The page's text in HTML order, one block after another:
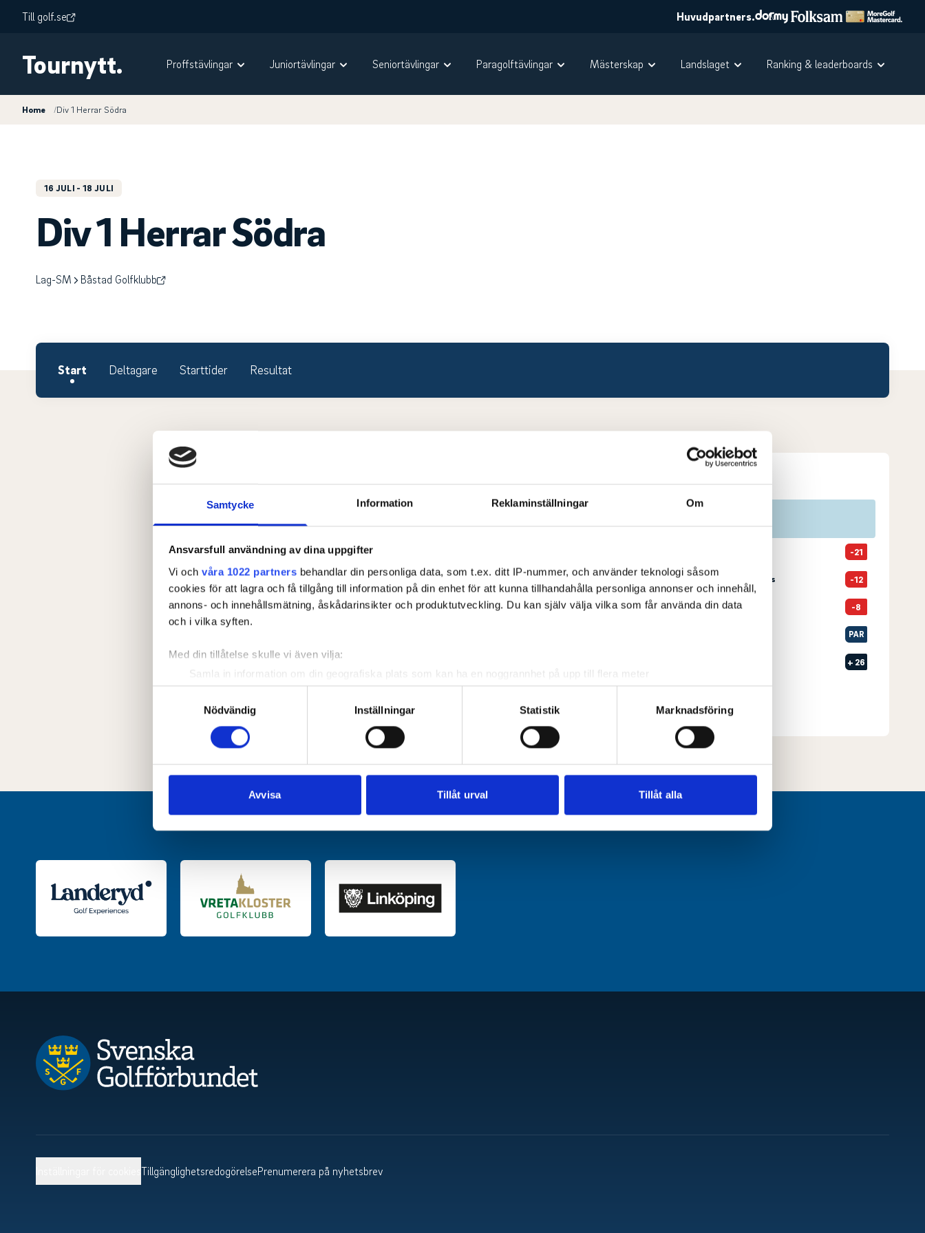
Samtycke Information Reklaminställningar Om
Ansvarsfull användning av dina uppgifter
Vi och våra 1022 partners behandlar din personliga data, som t.ex. ditt IP-nummer, och använder teknologi såsom
cookies för att lagra och få tillgång till information på din enhet för att kunna tillhandahålla personliga annonser och innehåll,
annons- och innehållsmätning, åskådarinsikter och produktutveckling. Du kan själv välja vilka som får använda din data
och i vilka syften.
Med din tillåtelse skulle vi även vilja:
Samla in information om din geografiska plats som kan ha en noggrannhet på upp till flera meter
Identifiera din enhet genom att aktivt skanna den för specifika kännetecken (fingeravtryck)
Ta reda på mer om hur dina personliga uppgifter behandlas och ställ in dina preferenser i
detaljsektionen. Du kan ändra
eller dra tillbaka ditt samtycke när som helst från cookie-förklaringen.
sociala medier och analysera vår trafik. Vi vidarebefordrar även sådana identifierare och annan information från din enhet
till de sociala medier och annons- och analysföretag som vi samarbetar med. Dessa kan i sin tur kombinera informationen
Nödvändig
Inställningar Statistik Marknadsföring
Avvisa Tillåt urval Tillåt alla
Till golf.se Huvudpartners.
Tournytt. Proffstävlingar Juniortävlingar Seniortävlingar Paragolftävlingar Mästerskap Landslaget Ranking & leaderboards
Home /Div 1 Herrar Södra
16 JULI - 18 JULI
Div 1 Herrar Södra
Lag-SM Båstad Golfklubb
Start Deltagare Starttider Resultat
Leaderboard.
Pos Lag
-21
2 Kristianstad GK i Åhus -12
3 Ljunghusens GK -8
PAR
+ 26
Senast uppdaterad:21:06
Se full leaderboard
TillgänglighetsredogörelsePrenumerera på nyhetsbrev